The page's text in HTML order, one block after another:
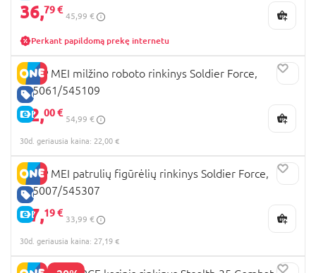
36,79 €
45,99 €
Perkant papildomą prekę internetu
GERA KAINA
E-KAINA
CHAP MEI milžino roboto rinkinys Soldier Force,
545061/545109
22,00 €
54,99 €
30d. geriausia kaina: 22,00 €
GERA KAINA
E-KAINA
CHAP MEI patrulių figūrėlių rinkinys Soldier Force,
545007/545307
27,19 €
33,99 €
30d. geriausia kaina: 27,19 €